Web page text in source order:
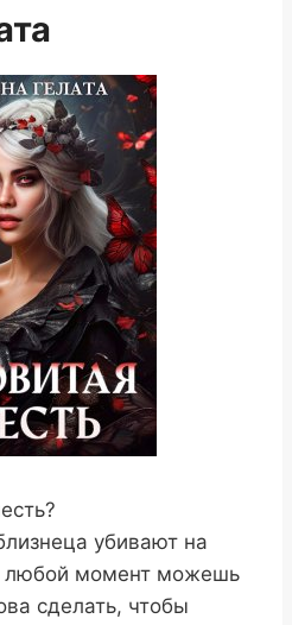
убивают на
любой момент можешь
сделать, чтобы